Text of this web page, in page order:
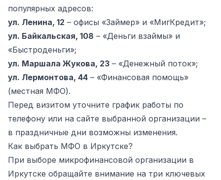
популярных адресов:
ул. Ленина, 12 – офисы «Займер» и «МигКредит»;
ул. Байкальская, 108 – «Деньги взаймы» и
«Быстроденьги»;
ул. Маршала Жукова, 23 – «Денежный поток»;
ул. Лермонтова, 44 – «Финансовая помощь»
(местная МФО).
Перед визитом уточните график работы по
телефону или на сайте выбранной организации –
в праздничные дни возможны изменения.
Как выбрать МФО в Иркутске?
При выборе микрофинансовой организации в
Иркутске обращайте внимание на три ключевых